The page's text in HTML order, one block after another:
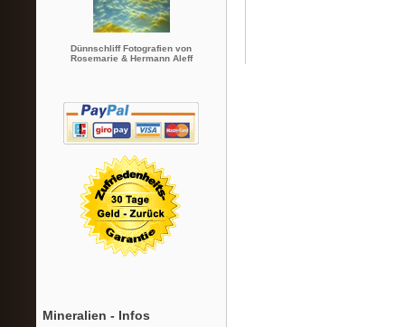
Dünnschliff Fotografien von
Rosemarie & Hermann Aleff
Mineralien - Infos